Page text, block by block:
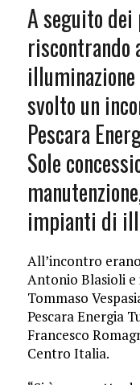
A seguito
riscontrando
svolto un
Pescara
Sole
impianti di
All’incontro
Antonio Blasioli
Tommaso
Pescara Energia
Francesco
Centro Italia.